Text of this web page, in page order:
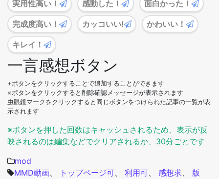
実用性高い！ 感動した！ 面白かった！
完成度高い！ カッコいい! かわいい！
キレイ！
一言感想ボタン
+ボタンをクリックすることで追加することができます
×ボタンをクリックすると削除確認メッセージが表示されます
虫眼鏡マークをクリックすると同じボタンをつけられた記事の一覧が表
示されます
※ボタンを押した回数はキャッシュされるため、表示が反
映されるのは編集などでクリアされるか、30分ごとです
mod
MMD動画、 トップページ可、 利用可、 感想求、 版